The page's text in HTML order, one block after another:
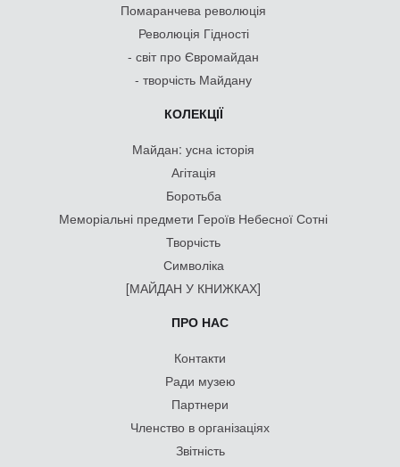
Помаранчева революція
Революція Гідності
- світ про Євромайдан
- творчість Майдану
КОЛЕКЦІЇ
Майдан: усна історія
Агітація
Боротьба
Меморіальні предмети Героїв Небесної Сотні
Творчість
Символіка
[МАЙДАН У КНИЖКАХ]
ПРО НАС
Контакти
Ради музею
Партнери
Членство в організаціях
Звітність